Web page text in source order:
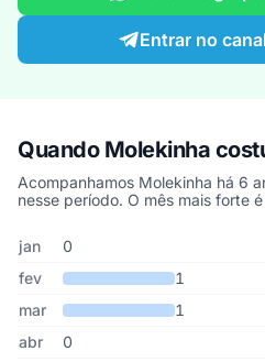
Entrar no
Quando Molekinha
Acompanhamos Molekinha há 6
nesse período. O mês mais forte é
Cupons de Molekinha publicados
Mês Cupons publicados
jan
0
fev
1
mar
1
abr
0